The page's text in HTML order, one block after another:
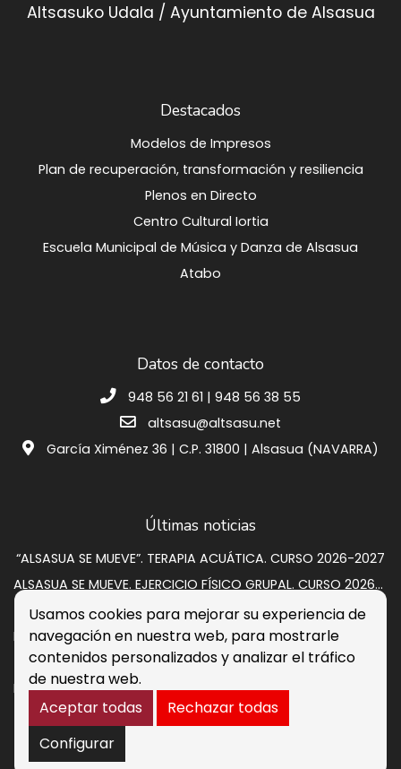
Altsasuko Udala / Ayuntamiento de Alsasua
Destacados
Modelos de Impresos
Plan de recuperación, transformación y resiliencia
Plenos en Directo
Centro Cultural Iortia
Escuela Municipal de Música y Danza de Alsasua
Atabo
Datos de contacto
948 56 21 61 | 948 56 38 55
altsasu@altsasu.net
García Ximénez 36 | C.P. 31800 | Alsasua (NAVARRA)
Últimas noticias
“ALSASUA SE MUEVE”. TERAPIA ACUÁTICA. CURSO 2026-2027
ALSASUA SE MUEVE. EJERCICIO FÍSICO GRUPAL. CURSO 2026-2027
SUBASTA VIVIENDA EN CALLE GRUPO SAN PEDRO A 2
Listados provisionales escuelas deportivas 2026-2027
Aviso legal
Política de Seguridad de la Información
Usamos cookies para mejorar su experiencia de
navegación en nuestra web, para mostrarle
contenidos personalizados y analizar el tráfico
de nuestra web.
Aceptar todas
Rechazar todas
Configurar